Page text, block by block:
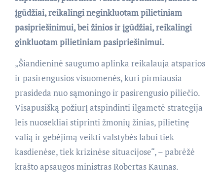
įgūdžiai, reikalingi neginkluotam pilietiniam
pasipriešinimui, bei žinios ir įgūdžiai, reikalingi
ginkluotam pilietiniam pasipriešinimui.
„Šiandieninė saugumo aplinka reikalauja atsparios
ir pasirengusios visuomenės, kuri pirmiausia
prasideda nuo sąmoningo ir pasirengusio piliečio.
Visapusišką požiūrį atspindinti ilgametė strategija
leis nuosekliai stiprinti žmonių žinias, pilietinę
valią ir gebėjimą veikti valstybės labui tiek
kasdienėse, tiek krizinėse situacijose“, – pabrėžė
krašto apsaugos ministras Robertas Kaunas.